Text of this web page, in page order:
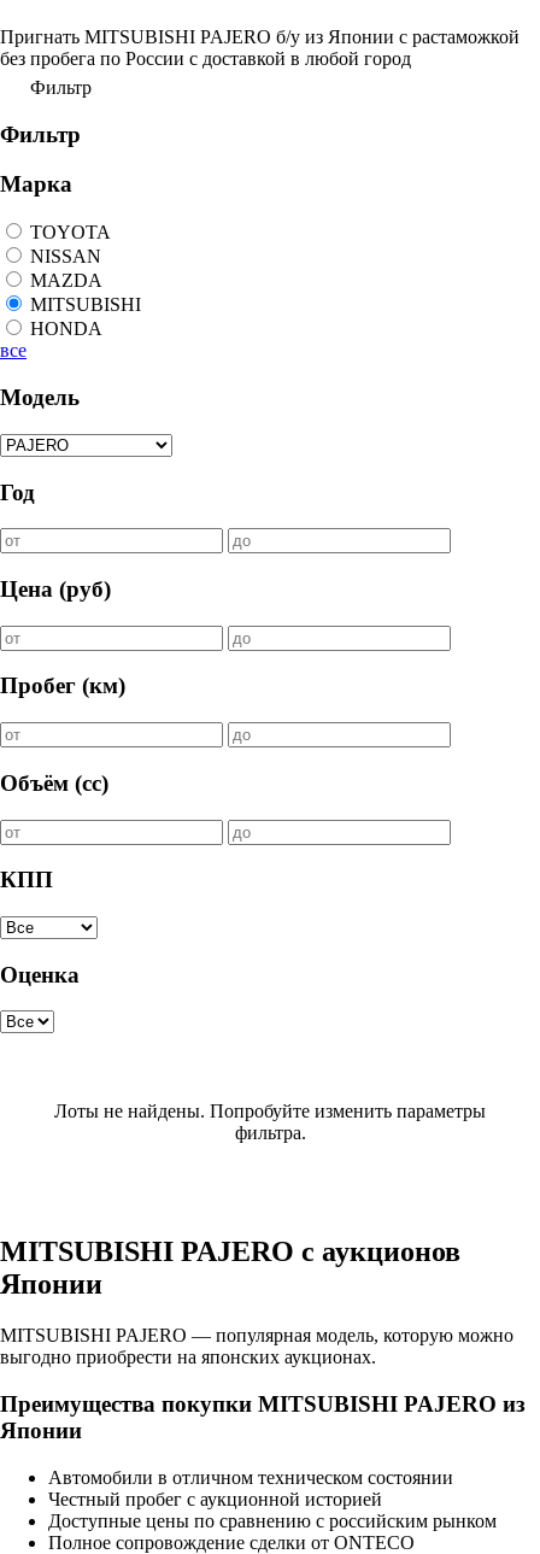
Пригнать MITSUBISHI PAJERO б/у из Японии с растаможкой
без пробега по России с доставкой в любой город
Фильтр
Фильтр
Марка
TOYOTA
NISSAN
MAZDA
MITSUBISHI
HONDA
все
Модель
Год
Цена (руб)
Пробег (км)
Объём (cc)
КПП
Оценка
Лоты не найдены. Попробуйте изменить параметры
фильтра.
MITSUBISHI PAJERO с аукционов
Японии
MITSUBISHI PAJERO — популярная модель, которую можно
выгодно приобрести на японских аукционах.
Преимущества покупки MITSUBISHI PAJERO из
Японии
Автомобили в отличном техническом состоянии
Честный пробег с аукционной историей
Доступные цены по сравнению с российским рынком
Полное сопровождение сделки от ONTECO